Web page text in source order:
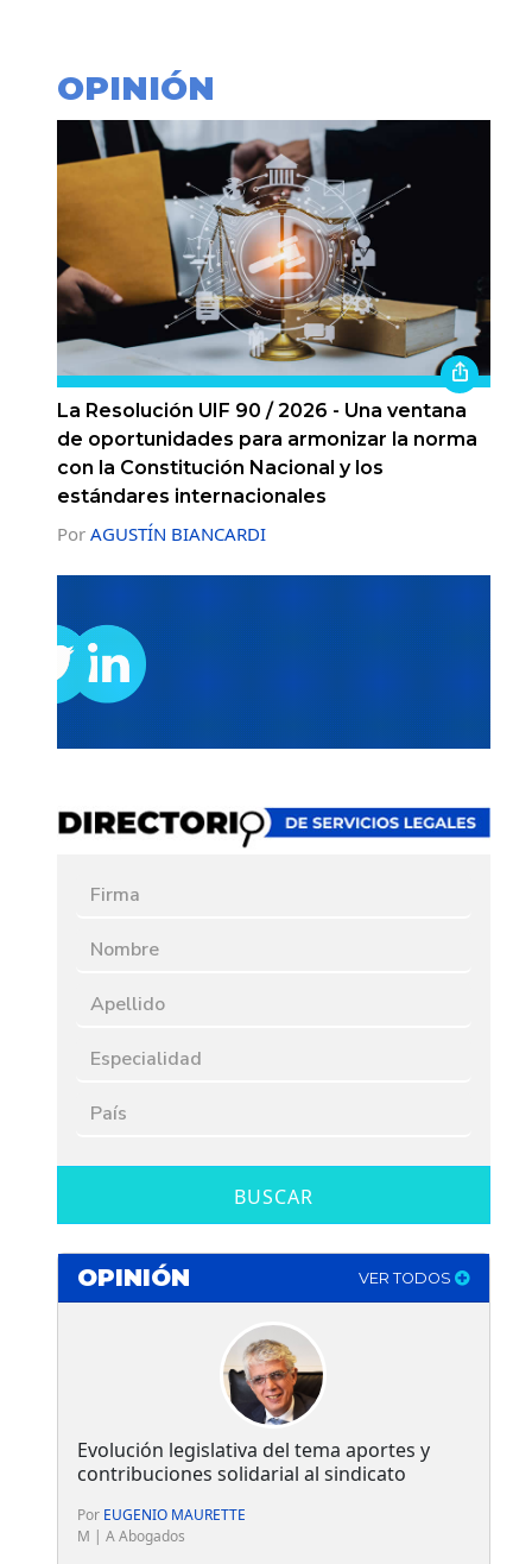
OPINIÓN
La Resolución UIF 90 / 2026 - Una ventana
de oportunidades para armonizar la norma
con la Constitución Nacional y los
estándares internacionales
Por AGUSTÍN BIANCARDI
BUSCAR
OPINIÓN VER TODOS
Evolución legislativa del tema aportes y
contribuciones solidarial al sindicato
Por EUGENIO MAURETTE
M | A Abogados